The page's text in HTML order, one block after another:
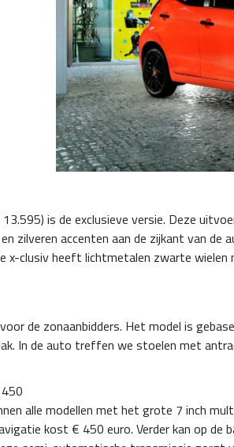
13.595) is de exclusieve versie. Deze
zilveren accenten aan de zijkant van
x-clusiv heeft lichtmetalen zwarte wielen
de zonaanbidders. Het model is
In de auto treffen we stoelen met
alle modellen met het grote 7 inch
kost € 450 euro. Verder kan op de